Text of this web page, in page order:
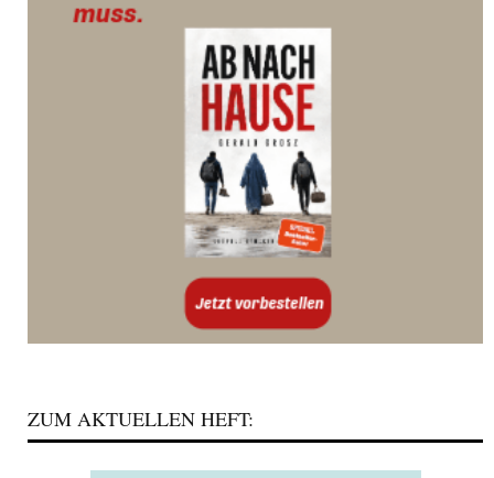
ZUM AKTUELLEN HEFT: